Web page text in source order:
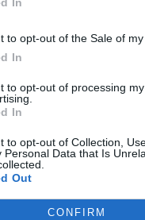
to opt-out of the Sale of my
In
to opt-out of processing
In
to opt-out of Collection,
Personal Data that Is
Out
CONFIRM